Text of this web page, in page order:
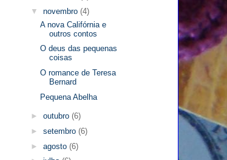
▼ novembro (4)
A nova Califórnia e
outros contos
O deus das pequenas
coisas
O romance de Teresa
Bernard
Pequena Abelha
► outubro (6)
► setembro (6)
► agosto (6)